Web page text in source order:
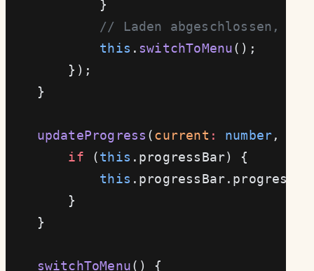
            }
// Laden abgeschlossen,
            this
. switchToMenu();
        });
    }
    updateProgress
(current : number,
        if
(this .progressBar) {
            this
.progressBar.progress
        }
    }
    switchToMenu
() {